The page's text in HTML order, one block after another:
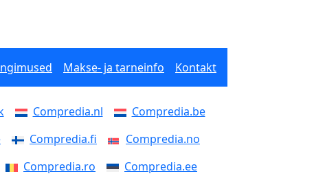
Makse- ja tarneinfo Kontakt
Compredia.nl
Compredia.be
Compredia.fi
Compredia.no
Compredia.ro Compredia.ee